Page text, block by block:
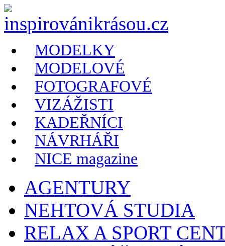
MODELKY
MODELOVÉ
FOTOGRAFOVÉ
VIZÁŽISTI
KADEŘNÍCI
NÁVRHÁŘI
NICE magazine
AGENTURY
NEHTOVÁ STUDIA
RELAX A SPORT